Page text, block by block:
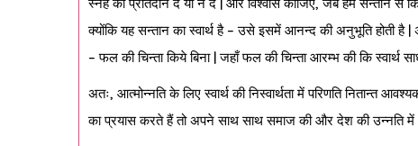
क्योंकि यह सन्तान का स्वार्थ है – उसे इसमें आनन्द की अनुभूति होती है |
– फल की चिन्ता किये बिना | जहाँ फल की चिन्ता आरम्भ की कि स्वार्थ
अतः, आत्मोन्नति के लिए स्वार्थ की निस्वार्थता में परिणति नितान्त
का प्रयास करते हैं तो अपने साथ साथ समाज की और देश की उन्नति